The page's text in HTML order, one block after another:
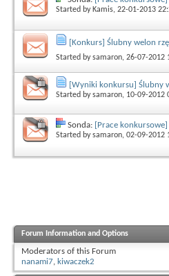
Started by Kamis, 22-01-2013
[Konkurs] Ślubny welon
Started bysamaron, 26-07-2012
[Wyniki konkursu] Ślubny
Started bysamaron, 10-09-2012
Sonda: [Prace
Started bysamaron, 02-09-2012
Forum Information and Options
Moderators of this Forum
nanami7, kiwaczek2